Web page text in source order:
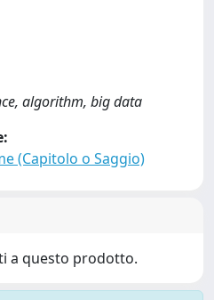
algorithm, big data
(Capitolo o Saggio)
a questo prodotto.